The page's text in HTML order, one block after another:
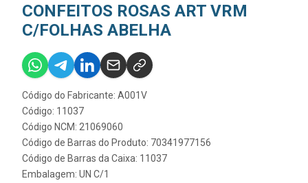
CONFEITOS ROSAS ART VRM
C/FOLHAS ABELHA
Código do Fabricante: A001V
Código: 11037
Código NCM: 21069060
Código de Barras do Produto: 70341977156
Código de Barras da Caixa: 11037
Embalagem: UN C/1